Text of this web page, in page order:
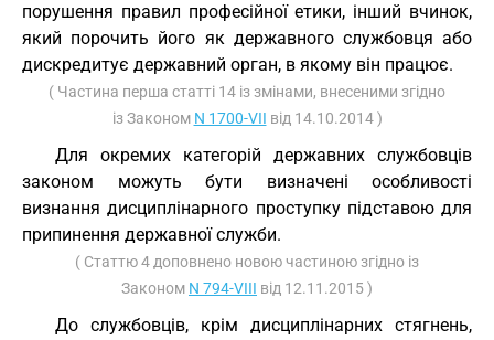
порушення правил професійної етики, інший вчинок,
який порочить його як державного службовця або
дискредитує державний орган, в якому він працює.
( Частина перша статті 14 із змінами, внесеними згідно
із Законом N 1700-VII від 14.10.2014 )
Для окремих категорій державних службовців
законом можуть бути визначені особливості
визнання дисциплінарного проступку підставою для
припинення державної служби.
( Статтю 4 доповнено новою частиною згідно із
Законом N 794-VIII від 12.11.2015 )
До службовців, крім дисциплінарних стягнень,